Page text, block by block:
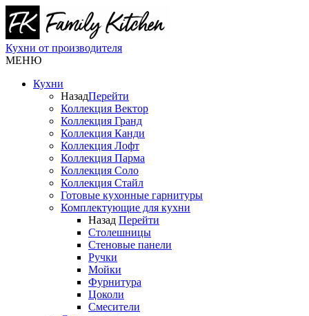
Кухни от производителя
МЕНЮ
Кухни
НазадПерейти
Коллекция Вектор
Коллекция Гранд
Коллекция Канди
Коллекция Лофт
Коллекция Парма
Коллекция Соло
Коллекция Стайл
Готовые кухонные гарнитуры
Комплектующие для кухни
Назад Перейти
Столешницы
Стеновые панели
Ручки
Мойки
Фурнитура
Цоколи
Смесители